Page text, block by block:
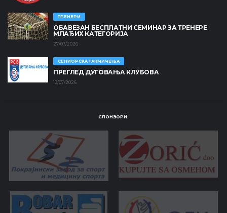
ТРЕНЕРИ
ОБАВЕЗАН БЕСПЛАТНИ СЕМИНАР ЗА ТРЕНЕРЕ
МЛАЂИХ КАТЕГОРИЈА
27/07/2026
СЕНИОРСКА ТАКМИЧЕЊА
ПРЕГЛЕД ДУГОВАЊА КЛУБОВА
13/07/2026
СПОНЗОРИ: